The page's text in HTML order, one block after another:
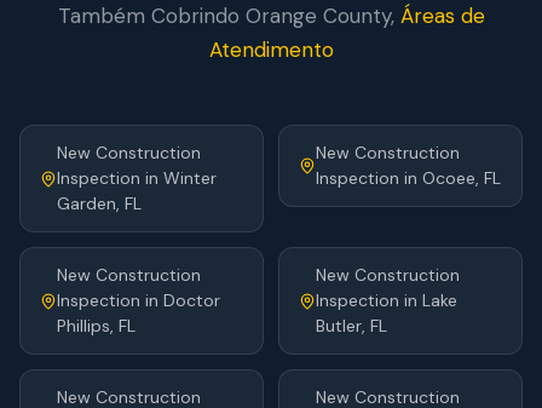
Também Cobrindo Orange County, Áreas de
Atendimento
New Construction
Inspection in Winter
Garden, FL
New Construction
Inspection in Ocoee, FL
New Construction
Inspection in Doctor
Phillips, FL
New Construction
Inspection in Lake
Butler, FL
New Construction
New Construction